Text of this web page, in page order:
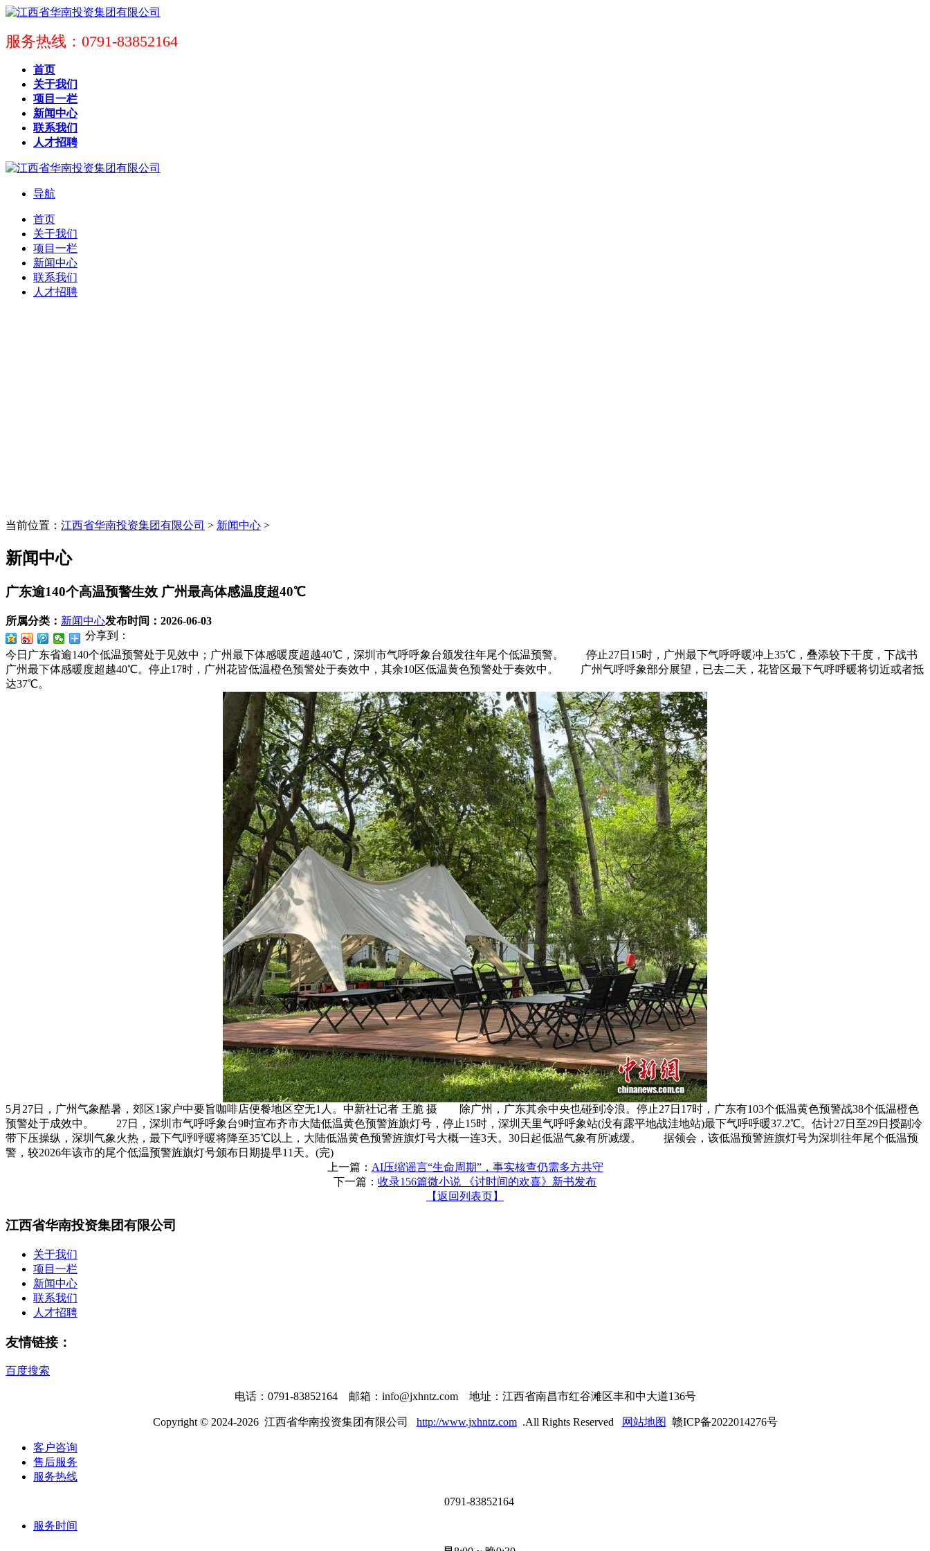
服务热线：0791-83852164
首页
关于我们
项目一栏
新闻中心
联系我们
人才招聘
导航
首页
关于我们
项目一栏
新闻中心
联系我们
人才招聘
当前位置： 江西省华南投资集团有限公司 > 新闻中心 >
新闻中心
广东逾140个高温预警生效 广州最高体感温度超40℃
所属分类： 新闻中心发布时间： 2026-06-03
分享到：
今日广东省逾140个低温预警处于见效中；广州最下体感暖度超越40℃，深圳市气呼呼象台颁发往年尾个低温预警。 停止27日15时，广州最下气呼呼暖冲上35℃，叠添较下干度，下战书
广州最下体感暖度超越40℃。停止17时，广州花皆低温橙色预警处于奏效中，其余10区低温黄色预警处于奏效中。 广州气呼呼象部分展望，已去二天，花皆区最下气呼呼暖将切近或者抵
达37℃。
5月27日，广州气象酷暑，郊区1家户中要旨咖啡店便餐地区空无1人。中新社记者 王脆 摄 除广州，广东其余中央也碰到冷浪。停止27日17时，广东有103个低温黄色预警战38个低温橙色
预警处于成效中。 27日，深圳市气呼呼象台9时宣布齐市大陆低温黄色预警旌旗灯号，停止15时，深圳天里气呼呼象站(没有露平地战洼地站)最下气呼呼暖37.2℃。估计27日至29日授副冷
带下压操纵，深圳气象火热，最下气呼呼暖将降至35℃以上，大陆低温黄色预警旌旗灯号大概一连3天。30日起低温气象有所减缓。 据领会，该低温预警旌旗灯号为深圳往年尾个低温预
警，较2026年该市的尾个低温预警旌旗灯号颁布日期提早11天。(完)
上一篇： AI压缩谣言“生命周期”，事实核查仍需多方共守
下一篇： 收录156篇微小说 《讨时间的欢喜》新书发布
【返回列表页】
江西省华南投资集团有限公司
关于我们
项目一栏
新闻中心
联系我们
人才招聘
友情链接：
百度搜索
电话：0791-83852164 邮箱：info@jxhntz.com 地址：江西省南昌市红谷滩区丰和中大道136号
Copyright © 2024-2026 江西省华南投资集团有限公司 http://www.jxhntz.com.All Rights Reserved 网站地图 赣ICP备2022014276号
客户咨询
售后服务
服务热线
0791-83852164
服务时间